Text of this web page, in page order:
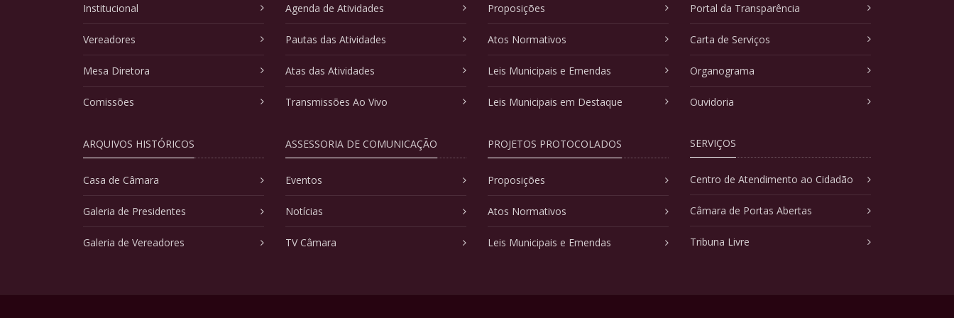
Institucional
Vereadores
Mesa Diretora
Comissões
ARQUIVOS HISTÓRICOS
Casa de Câmara
Galeria de Presidentes
Galeria de Vereadores
Agenda de Atividades
Pautas das Atividades
Atas das Atividades
Transmissões Ao Vivo
ASSESSORIA DE COMUNICAÇÃO
Eventos
Notícias
TV Câmara
Proposições
Atos Normativos
Leis Municipais e Emendas
Leis Municipais em Destaque
PROJETOS PROTOCOLADOS
Proposições
Atos Normativos
Leis Municipais e Emendas
Portal da Transparência
Carta de Serviços
Organograma
Ouvidoria
SERVIÇOS
Centro de Atendimento ao Cidadão
Câmara de Portas Abertas
Tribuna Livre